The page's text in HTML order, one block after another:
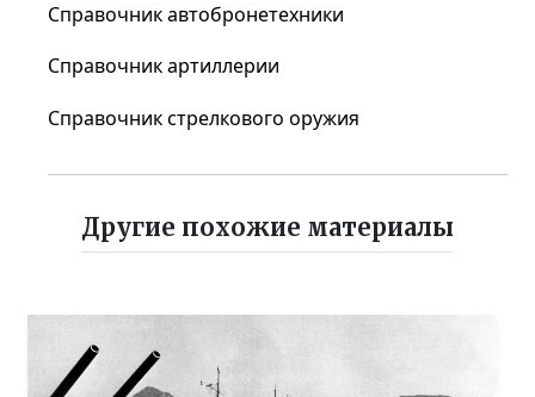
Справочник автобронетехники
Справочник артиллерии
Справочник стрелкового оружия
Другие похожие материалы